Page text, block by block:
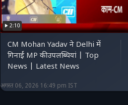
2:10
CM Mohan Yadav ने Delhi में
गिनाईं MP की उपलब्धियां | Top
News | Latest News
अगस्त 06, 2026 16:49 pm IST